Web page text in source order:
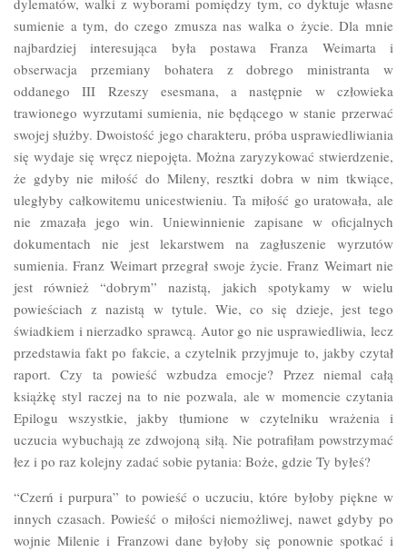
dylematów, walki z wyborami pomiędzy tym, co dyktuje własne
sumienie a tym, do czego zmusza nas walka o życie. Dla mnie
najbardziej interesująca była postawa Franza Weimarta i
obserwacja przemiany bohatera z dobrego ministranta w
oddanego III Rzeszy esesmana, a następnie w człowieka
trawionego wyrzutami sumienia, nie będącego w stanie przerwać
swojej służby. Dwoistość jego charakteru, próba usprawiedliwiania
się wydaje się wręcz niepojęta. Można zaryzykować stwierdzenie,
że gdyby nie miłość do Mileny, resztki dobra w nim tkwiące,
uległyby całkowitemu unicestwieniu. Ta miłość go uratowała, ale
nie zmazała jego win. Uniewinnienie zapisane w oficjalnych
dokumentach nie jest lekarstwem na zagłuszenie wyrzutów
sumienia. Franz Weimart przegrał swoje życie. Franz Weimart nie
jest również “dobrym” nazistą, jakich spotykamy w wielu
powieściach z nazistą w tytule. Wie, co się dzieje, jest tego
świadkiem i nierzadko sprawcą. Autor go nie usprawiedliwia, lecz
przedstawia fakt po fakcie, a czytelnik przyjmuje to, jakby czytał
raport. Czy ta powieść wzbudza emocje? Przez niemal całą
książkę styl raczej na to nie pozwala, ale w momencie czytania
Epilogu wszystkie, jakby tłumione w czytelniku wrażenia i
uczucia wybuchają ze zdwojoną siłą. Nie potrafiłam powstrzymać
łez i po raz kolejny zadać sobie pytania: Boże, gdzie Ty byłeś?
“Czerń i purpura” to powieść o uczuciu, które byłoby piękne w
innych czasach. Powieść o miłości niemożliwej, nawet gdyby po
wojnie Milenie i Franzowi dane byłoby się ponownie spotkać i